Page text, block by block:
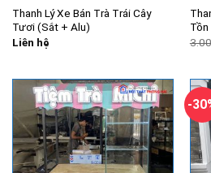
Thanh Lý Xe Bán Trà Trái Cây
Tươi (Sắt + Alu)
Liên hệ
Tồn
-